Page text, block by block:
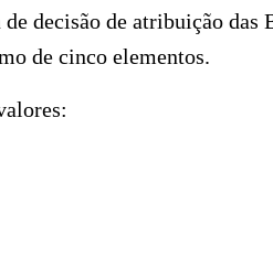
decisão de atribuição
de cinco elementos.